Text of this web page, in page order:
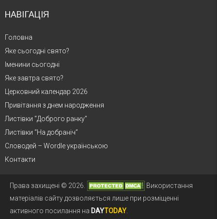
НАВІГАЦІЯ
Головна
Яке сьогодні свято?
Іменини сьогодні
Яке завтра свято?
Церковний календар 2026
Привітання з днем народження
Листівки “Доброго ранку”
Листівки “На добраніч”
Словодей – Wordle українською
Контакти
Права захищені © 2026.
Використання
матеріалів сайту дозволяється лише при розміщенні
активного посилання на DAYTODAY